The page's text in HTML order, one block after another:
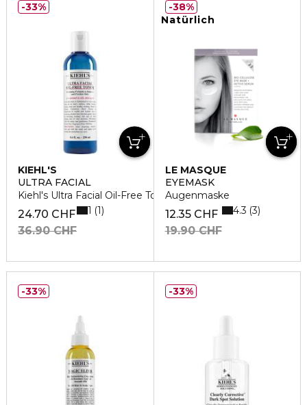
KIEHL'S
ULTRA FACIAL
Kiehl's Ultra Facial Oil-Free Toner
24.70 CHF
36.90 CHF
1 1
33%
Natürlich
LE MASQUE
SWITZERLAND
EYEMASK
Augenmaske
12.35 CHF
19.90 CHF
4.3 3
38%
33% 33%